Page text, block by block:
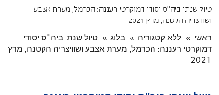
טיול שנתי ביה"ס יסודי דמוקרטי רעננה: הכרמל, מערת אצבע
ושוויצריה הקטנה, מרץ 2021
ראשי » ללא קטגוריה » בלוג » טיול שנתי ביה"ס יסודי
דמוקרטי רעננה: הכרמל, מערת אצבע ושוויצריה הקטנה, מרץ
2021